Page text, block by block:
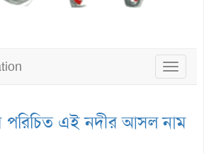
Toggle
পরিচিত এই নদীর আসল নাম